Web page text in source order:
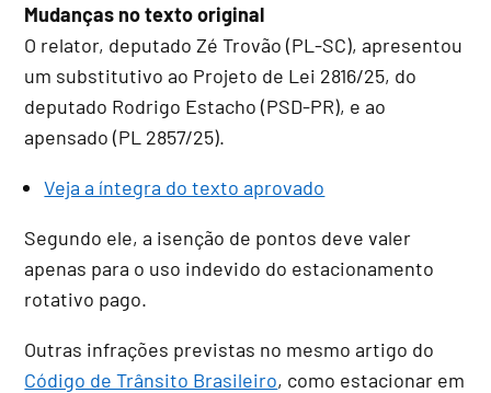
Mudanças no texto original
O relator, deputado Zé Trovão (PL-SC), apresentou
um substitutivo ao Projeto de Lei 2816/25, do
deputado Rodrigo Estacho (PSD-PR), e ao
apensado (PL 2857/25).
Veja a íntegra do texto aprovado
Segundo ele, a isenção de pontos deve valer
apenas para o uso indevido do estacionamento
rotativo pago.
Outras infrações previstas no mesmo artigo do
Código de Trânsito Brasileiro, como estacionar em